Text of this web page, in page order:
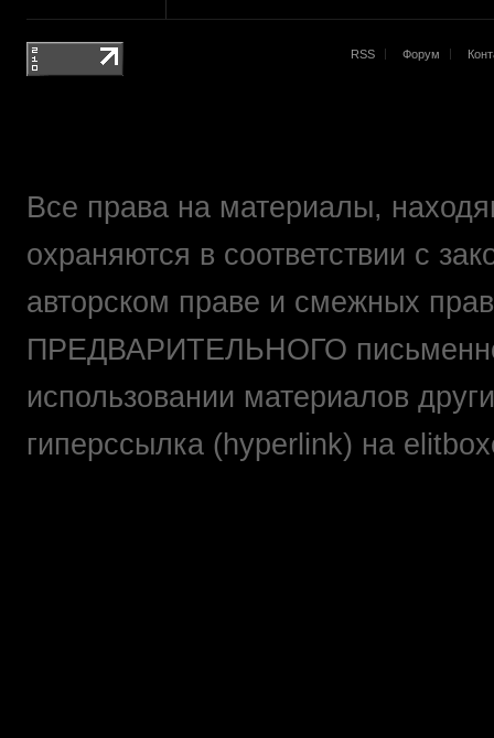
RSS Форум
Все права на материалы,
охраняются в соответствии с
авторском праве и смежных
ПРЕДВАРИТЕЛЬНОГО
использовании материалов
гиперссылка (hyperlink) на